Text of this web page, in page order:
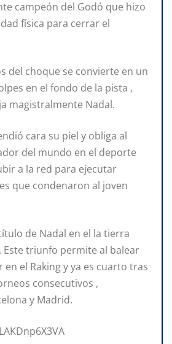
campeón del Godó que hizo
física para cerrar el
del choque se convierte en un
en el fondo de la pista ,
magistralmente Nadal.
cara su piel y obliga al
del mundo en el deporte
a la red para ejecutar
que condenaron al joven
de Nadal en el la tierra
Este triunfo permite al balear
en el Raking y ya es cuarto tras
consecutivos ,
y Madrid.